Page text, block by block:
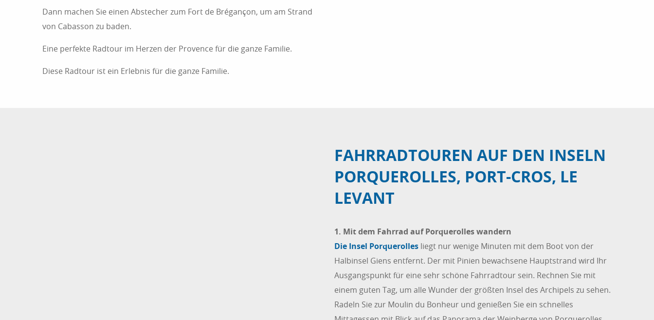
Dann machen Sie einen Abstecher zum Fort de Brégançon, um am Strand
von Cabasson zu baden.
Eine perfekte Radtour im Herzen der Provence für die ganze Familie.
Diese Radtour ist ein Erlebnis für die ganze Familie.
FAHRRADTOUREN AUF DEN INSELN
PORQUEROLLES, PORT-CROS, LE
LEVANT
1. Mit dem Fahrrad auf Porquerolles wandern
Die Insel Porquerolles liegt nur wenige Minuten mit dem Boot von der
Halbinsel Giens entfernt. Der mit Pinien bewachsene Hauptstrand wird Ihr
Ausgangspunkt für eine sehr schöne Fahrradtour sein. Rechnen Sie mit
einem guten Tag, um alle Wunder der größten Insel des Archipels zu sehen.
Radeln Sie zur Moulin du Bonheur und genießen Sie ein schnelles